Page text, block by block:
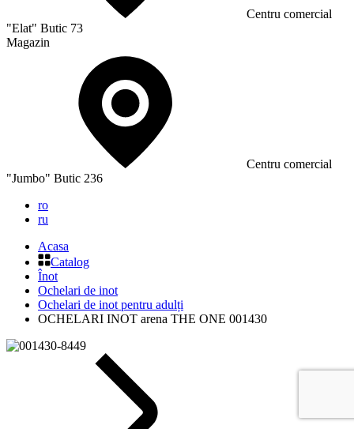
Сentru comercial
"Elat" Butic 73
Magazin
Сentru comercial
"Jumbo" Butic 236
ro
ru
Acasa
Catalog
Înot
Ochelari de inot
Ochelari de inot pentru adulți
OCHELARI INOT arena THE ONE 001430